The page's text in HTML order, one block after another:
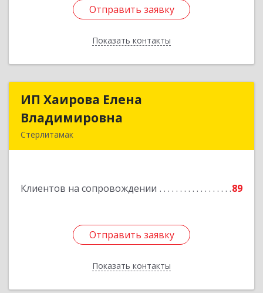
Отправить заявку
Показать контакты
Отправить заявку
Назад
ИП Хаирова Елена
Владимировна
Стерлитамак
Клиентов на сопровождении 89
Отправить заявку
Показать контакты
ИП Хаирова Елена
Отправить заявку
Назад